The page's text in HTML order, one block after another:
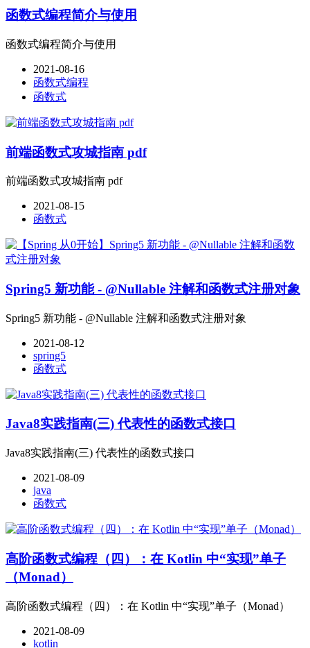
函数式编程简介与使用
函数式编程简介与使用
2021-08-16
函数式编程
函数式
前端函数式攻城指南 pdf
前端函数式攻城指南 pdf
2021-08-15
函数式
Spring5 新功能 - @Nullable 注解和函数式注册对象
Spring5 新功能 - @Nullable 注解和函数式注册对象
2021-08-12
spring5
函数式
Java8实践指南(三) 代表性的函数式接口
Java8实践指南(三) 代表性的函数式接口
2021-08-09
java
函数式
高阶函数式编程（四）：在 Kotlin 中“实现”单子
（Monad）
高阶函数式编程（四）：在 Kotlin 中“实现”单子（Monad）
2021-08-09
kotlin